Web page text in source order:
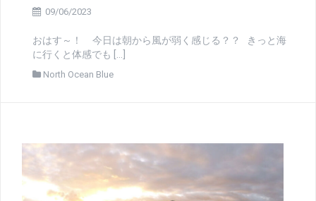
09/06/2023
おはす～！ 今日は朝から風が弱く感じる？？ きっと海
に行くと体感でも […]
North Ocean Blue